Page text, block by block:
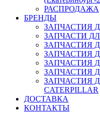
РАСПРОДАЖА
БРЕНДЫ
ЗАПЧАСТИЯ
ЗАПЧАСТИ
ЗАПЧАСТИЯ
ЗАПЧАСТИЯ
ЗАПЧАСТИЯ
ЗАПЧАСТИЯ
ЗАПЧАСТИЯ
CATERPILLAR
ДОСТАВКА
КОНТАКТЫ